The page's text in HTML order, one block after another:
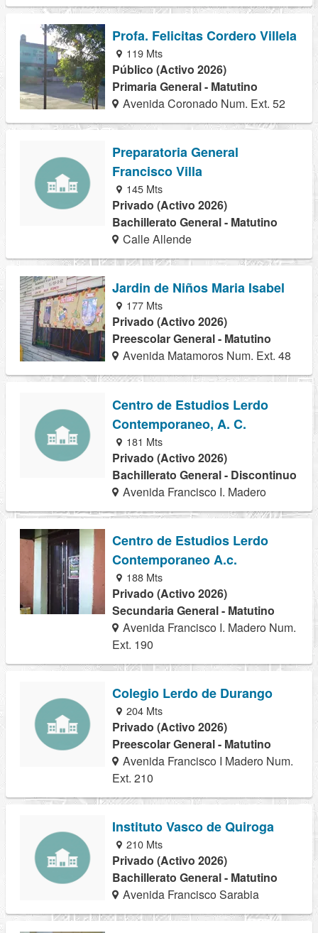
Profa. Felicitas Cordero Villela
119 Mts
Público (Activo 2026)
Primaria General - Matutino
Avenida Coronado Num. Ext. 52
Preparatoria General
Francisco Villa
145 Mts
Privado (Activo 2026)
Bachillerato General - Matutino
Calle Allende
Jardin de Niños Maria Isabel
177 Mts
Privado (Activo 2026)
Preescolar General - Matutino
Avenida Matamoros Num. Ext. 48
Centro de Estudios Lerdo
Contemporaneo, A. C.
181 Mts
Privado (Activo 2026)
Bachillerato General - Discontinuo
Avenida Francisco I. Madero
Centro de Estudios Lerdo
Contemporaneo A.c.
188 Mts
Privado (Activo 2026)
Secundaria General - Matutino
Avenida Francisco I. Madero Num.
Ext. 190
Colegio Lerdo de Durango
204 Mts
Privado (Activo 2026)
Preescolar General - Matutino
Avenida Francisco I Madero Num.
Ext. 210
Instituto Vasco de Quiroga
210 Mts
Privado (Activo 2026)
Bachillerato General - Matutino
Avenida Francisco Sarabia